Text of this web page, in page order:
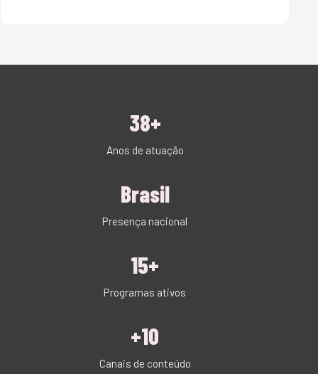
38+
Anos de atuação
Brasil
Presença nacional
15+
Programas ativos
+10
Canais de conteúdo